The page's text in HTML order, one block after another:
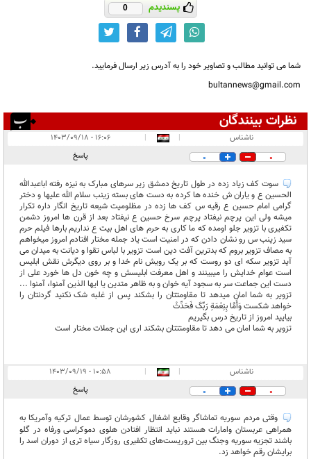
پسندیدم 0
شما می توانید مطالب و تصاویر خود را به آدرس زیر ارسال فرمایید.
bultannews@gmail.com
نظرات بینندگان
در انتظار بررسی:
ناشناس |
|
۱۶:۰۶ - ۱۴۰۳/۰۹/۱۸
0
0 پاسخ
سوت کف زیاد زده در طول تاریخ دمشق زیر سرهای مبارک به نیزه رفته اباعبدالله
الحسین ع و یاران ش خنده ها کرده به دست های بسته زینب سلام الله علیها و دختر
گرامی امام حسین ع رقیه س کف ها زده در مظلومیت شیعه تاریخ انگار داره تکرار
میشه ولی این پرچم نیفتاد پرچم سرخ حسین ع نیفتاد بعد از قرن ها امروز دشمن
تکفیری با تزویر جلو اومده که ما کاری به حرم های اهل بیت ع نداریم بارها فیلم حرم
سید زینب س رو نشان دادن که در امنیت است یاد جمله مختار افتادم امروز میخواهم
به مصاف تزویر بروم که بدترین آفت دین است تزویر با لباس تقوا و دیانت به میدان می
آید تزویر سکه ای دو روست که بر یک رویش نام خدا و بر روی دیگرش نقش ابلیس
است عوام خدایش را میبینند و اهل معرفت ابلیسش و چه خون دل ها خورد علی از
دست این جماعت سر به سجود آیه خوان و به ظاهر متدین یا ایها الذین آمنوا، آمنوا ...
تزویر به شما امان میدهد تا مقاومتتان را بشکند پس از غلبه شک نکنید گردنتان را
خواهد شکست وَأَمَّا بِنِعْمَةِ رَبِّکَ فَحَدِّثْ
بیایید امروز از تاریخ درس بگیریم
تزویر به شما امان می دهد تا مقاومتتتان بشکند اری این جملات مختار است
ناشناس |
|
۱۰:۵۸ - ۱۴۰۳/۰۹/۱۹
0
0 پاسخ
وقتی مردم سوریه تماشاگر وقایع اشغال کشورشان توسط عمال ترکیه وآمریکا به
همراهی عربستان وامارات هستند نباید انتظار افتادن هلوی دموکراسی ورفاه در گلو
باشند تجزیه سوریه وجنگ بین تروریست‌های تکفیری روزگار سیاه تری از دوران اسد را
برایشان رقم خواهد زد.